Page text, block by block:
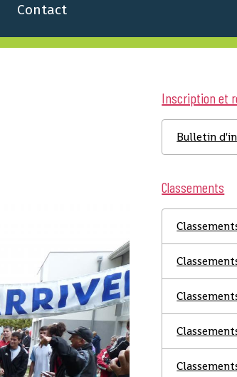
Contact
Inscription et
Bulletin
Classements